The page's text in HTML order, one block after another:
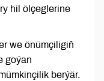
hil ölçeglerine
we önümçiligiň
goýan
berýär.